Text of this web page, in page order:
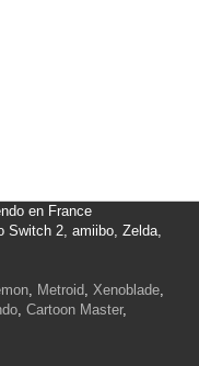
en France
Switch 2, amiibo, Zelda,
, Metroid, Xenoblade,
, Cartoon Master,